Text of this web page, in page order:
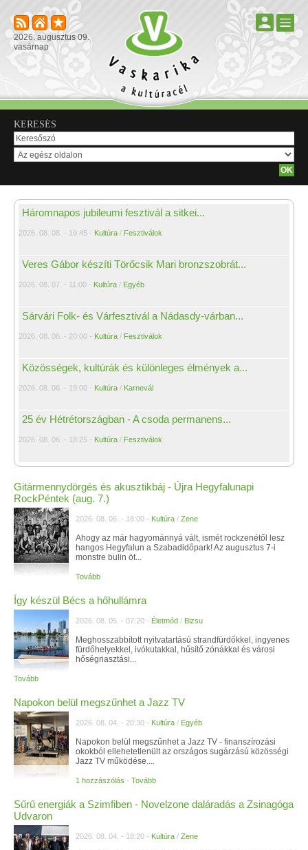
2026. augusztus 09.
vasárnap
KERESÉS
Háromnapos jubileumi fesztivál a sitkei...
2026. 08. 08. - 19:45 - Kultúra / Fesztiválok
Veres Gábor készíti Törőcsik Mari bronzszobrát...
2026. 08. 07. - 11:00 - Kultúra / Egyéb
Sárvári Folk- és Várfesztivál a Nádasdy-várban...
2026. 08. 06. - 20:00 - Kultúra / Fesztiválok
Közösségek, kultúrák és különleges élmények a...
2026. 08. 06. - 19:00 - Kultúra / Karnevál
25 év Hétrétországban - A csoda permanens...
2026. 08. 06. - 18:25 - Kultúra / Fesztiválok
Gitármennydörgés és akusztikbáj - Újra Hegyfalunapi
RockPéntek (aug. 7.)
2026. 08. 06. - 18:00 - Kultúra / Zene
Ahogy az már hagyománnyá vált, ismét rockzenétől lesz
hangos Hegyfalun a Szabadidőpark! Az augusztus 7-i
monstre bulin öt...
Tovább
Így készül Bécs a hőhullámra
2026. 08. 05. - 07:20 - Életmód / Bizsu
Meghosszabbított nyitvatartású strandfürdőkkel, ingyenes
fürdőhelyekkel, ivókutakkal, hűsítő zónákkal és városi
hőségriasztási...
Tovább
Napokon belül megszűnhet a Jazz TV
2026. 08. 04. - 20:30 - Kultúra / Egyéb
Napokon belül megszűnhet a Jazz TV - finanszírozási
okokból ellehetetlenült az országos sugárzású közösségi
Jazz TV működése....
1 hozzászólás - Tovább
Sűrű energiák a Szimfiben - Novelzone daláradás a Zsinagóga
Udvaron
2026. 08. 04. - 18:20 - Kultúra / Zene